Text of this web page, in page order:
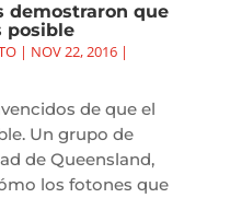
demostraron que
posible
| NOV 22, 2016|
de que el
Un grupo de
de Queensland,
los fotones que